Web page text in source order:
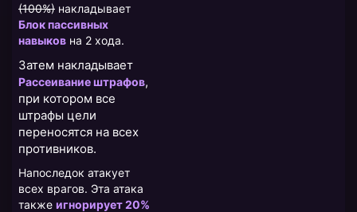
(100%) накладывает
Блок пассивных
навыков на 2 хода.
Затем накладывает
Рассеивание штрафов,
при котором все
штрафы цели
переносятся на всех
противников.
Напоследок атакует
всех врагов. Эта атака
также игнорирует 20%